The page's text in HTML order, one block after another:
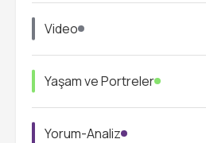
Video
Yaşam ve Portreler
Yorum-Analiz